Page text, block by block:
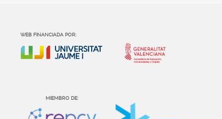
WEB FINANCIADA POR:
MIEMBRO DE: